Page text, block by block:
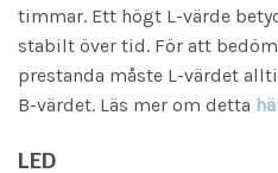
timmar. Ett högt L-värde
stabilt över tid. För att
prestanda måste L-värdet
B-värdet. Läs mer om detta
LED